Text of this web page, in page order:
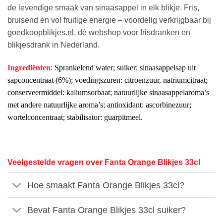
de levendige smaak van sinaasappel in elk blikje. Fris,
bruisend en vol fruitige energie – voordelig verkrijgbaar bij
goedkoopblikjes.nl, dé webshop voor frisdranken en
blikjesdrank in Nederland.
Ingrediënten: Sprankelend water; suiker; sinaasappelsap uit
sapconcentraat (6%); voedingszuren: citroenzuur, natriumcitraat;
conserveermiddel: kaliumsorbaat; natuurlijke sinaasappelaroma’s
met andere natuurlijke aroma’s; antioxidant: ascorbinezuur;
wortelconcentraat; stabilisator: guarpitmeel.
Veelgestelde vragen over Fanta Orange Blikjes 33cl
Hoe smaakt Fanta Orange Blikjes 33cl?
Bevat Fanta Orange Blikjes 33cl suiker?